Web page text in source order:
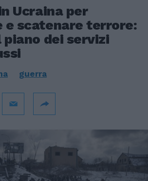
Ucraina per
e scatenare terrore:
dei servizi
guerra